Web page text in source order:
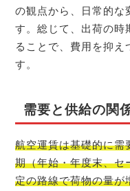
の観点から、日常的な
す。総じて、出荷の時
ることで、費用を抑え
す。
需要と供給の関
航空運賃は基礎的に需
期（年始・年度末、セ
定の路線で荷物の量が